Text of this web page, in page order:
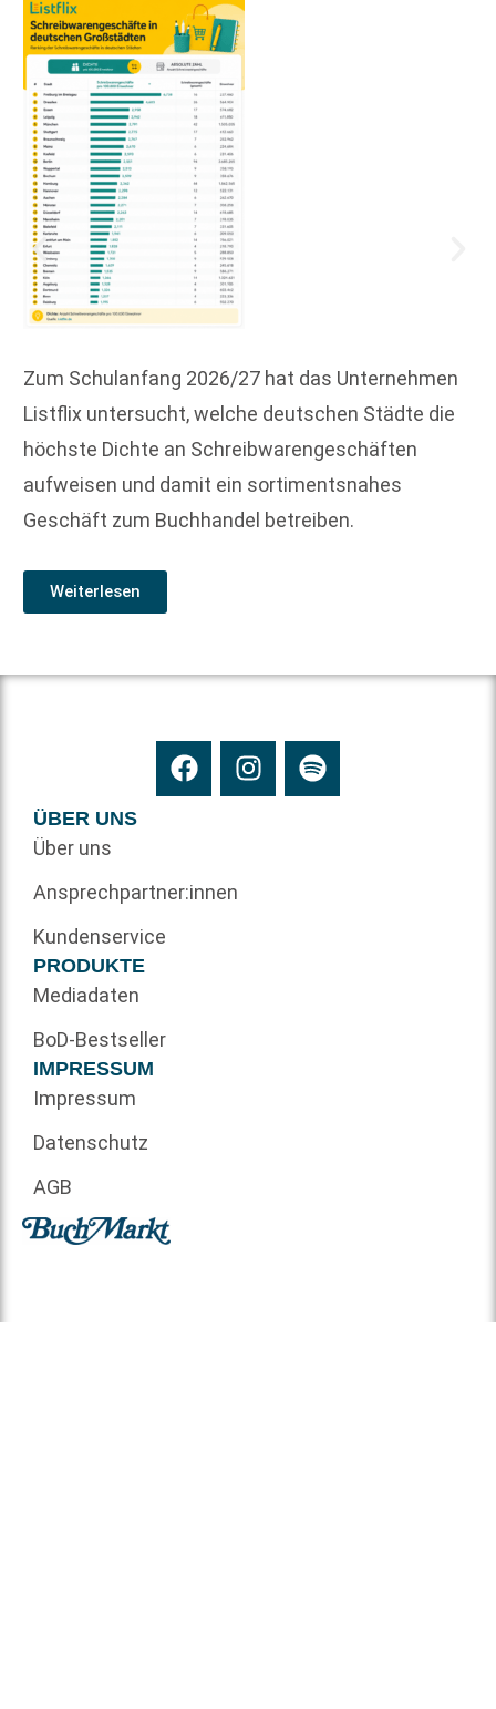
Zum Schulanfang 2026/27 hat das Unternehmen
Listflix untersucht, welche deutschen Städte die
höchste Dichte an Schreibwarengeschäften
aufweisen und damit ein sortimentsnahes
Geschäft zum Buchhandel betreiben.
Weiterlesen
ÜBER UNS
Über uns
Ansprechpartner:innen
Kundenservice
PRODUKTE
Mediadaten
BoD-Bestseller
IMPRESSUM
Impressum
Datenschutz
AGB